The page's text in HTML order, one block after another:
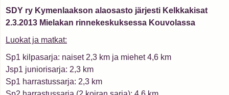
SDY ry Kymenlaakson alaosasto järjesti Kelkkakisat
2.3.2013 Mielakan rinnekeskuksessa Kouvolassa
Luokat ja matkat:
Sp1 kilpasarja: naiset 2,3 km ja miehet 4,6 km
Jsp1 juniorisarja: 2,3 km
Sp1 harrastussarja: 2,3 km